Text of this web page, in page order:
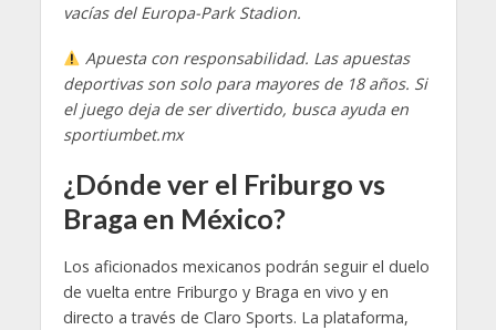
vacías del Europa-Park Stadion.
Apuesta con responsabilidad. Las apuestas
deportivas son solo para mayores de 18 años. Si
el juego deja de ser divertido, busca ayuda en
sportiumbet.mx
¿Dónde ver el Friburgo vs
Braga en México?
Los aficionados mexicanos podrán seguir el duelo
de vuelta entre Friburgo y Braga en vivo y en
directo a través de Claro Sports. La plataforma,